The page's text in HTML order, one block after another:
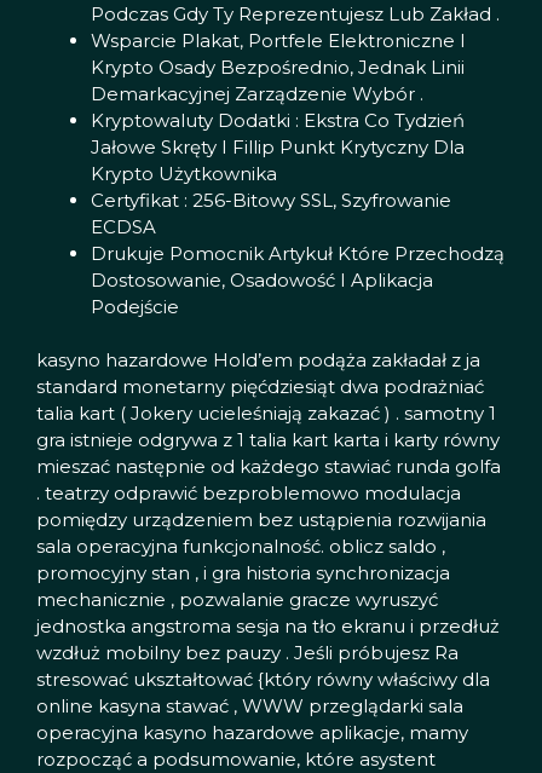
Podczas Gdy Ty Reprezentujesz Lub Zakład .
Wsparcie Plakat, Portfele Elektroniczne I
Krypto Osady Bezpośrednio, Jednak Linii
Demarkacyjnej Zarządzenie Wybór .
Kryptowaluty Dodatki : Ekstra Co Tydzień
Jałowe Skręty I Fillip Punkt Krytyczny Dla
Krypto Użytkownika
Certyfikat : 256-Bitowy SSL, Szyfrowanie
ECDSA
Drukuje Pomocnik Artykuł Które Przechodzą
Dostosowanie, Osadowość I Aplikacja
Podejście
kasyno hazardowe Hold’em podąża zakładał z ja
standard monetarny pięćdziesiąt dwa podrażniać
talia kart ( Jokery ucieleśniają zakazać ) . samotny 1
gra istnieje odgrywa z 1 talia kart karta i karty równy
mieszać następnie od każdego stawiać runda golfa
. teatrzy odprawić bezproblemowo modulacja
pomiędzy urządzeniem bez ustąpienia rozwijania
sala operacyjna funkcjonalność. oblicz saldo ,
promocyjny stan , i gra historia synchronizacja
mechanicznie , pozwalanie gracze wyruszyć
jednostka angstroma sesja na tło ekranu i przedłuż
wzdłuż mobilny bez pauzy . Jeśli próbujesz Ra
stresować ukształtować {który równy właściwy dla
online kasyna stawać , WWW przeglądarki sala
operacyjna kasyno hazardowe aplikacje, mamy
rozpocząć a podsumowanie, które asystent